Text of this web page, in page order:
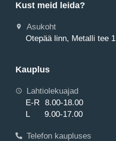
Kust meid leida?
Asukoht
Otepää linn, Metalli tee 1
Kauplus
Lahtiolekuajad
E-R 8.00-18.00
L 9.00-17.00
Telefon kaupluses